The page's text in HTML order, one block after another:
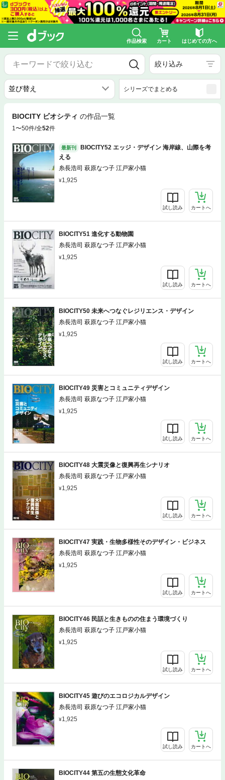
作品検索 カート はじめての方へ
絞り込み
シリーズでまとめる
BIOCITY ビオシティ の作品一覧
1〜50件/全52件
最新刊
BIOCITY52 エッジ・デザイン 海岸線、山際を考
える
糸長浩司 萩原なつ子 江戸家小猫
1,925
試し読み カートへ
BIOCITY51 進化する動物園
糸長浩司 萩原なつ子 江戸家小猫
1,925
試し読み カートへ
BIOCITY50 未来へつなぐレジリエンス・デザイン
糸長浩司 萩原なつ子 江戸家小猫
1,925
試し読み カートへ
BIOCITY49 災害とコミュニティデザイン
糸長浩司 萩原なつ子 江戸家小猫
1,925
試し読み カートへ
BIOCITY48 大震災像と復興再生シナリオ
糸長浩司 萩原なつ子 江戸家小猫
1,925
試し読み カートへ
BIOCITY47 実践・生物多様性そのデザイン・ビジネス
糸長浩司 萩原なつ子 江戸家小猫
1,925
試し読み カートへ
BIOCITY46 民話と生きものの住まう環境づくり
糸長浩司 萩原なつ子 江戸家小猫
1,925
試し読み カートへ
BIOCITY45 遊びのエコロジカルデザイン
糸長浩司 萩原なつ子 江戸家小猫
1,925
試し読み カートへ
BIOCITY44 第五の生態文化革命